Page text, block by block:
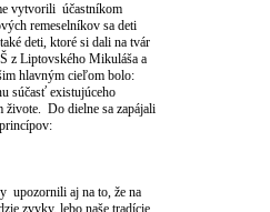
vytvorili účastníkom
remeselníkov sa deti
deti, ktoré si dali na tvár
z Liptovského Mikuláša a
hlavným cieľom bolo:
súčasť existujúceho
živote. Do dielne sa zapájali
upozornili aj na to, že na
zvyky, lebo naše tradície